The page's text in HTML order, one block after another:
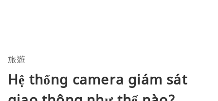
旅遊
Hệ thống camera giám sát